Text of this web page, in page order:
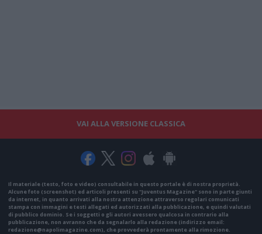
VAI ALLA VERSIONE CLASSICA
Il materiale (testo, foto e video) consultabile in questo portale è di nostra proprietà.
Alcune foto (screenshot) ed articoli presenti su "Juventus Magazine" sono in parte giunti
da internet, in quanto arrivati alla nostra attenzione attraverso regolari comunicati
stampa con immagini e testi allegati ed autorizzati alla pubblicazione, e quindi valutati
di pubblico dominio. Se i soggetti o gli autori avessero qualcosa in contrario alla
pubblicazione, non avranno che da segnalarlo alla redazione (indirizzo email:
redazione@napolimagazine.com), che provvederà prontamente alla rimozione.